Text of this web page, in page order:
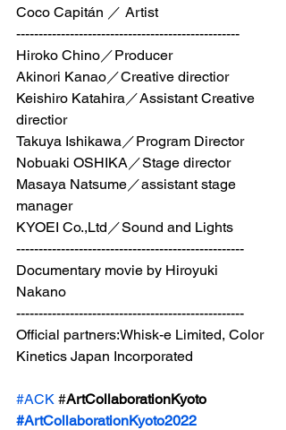
Coco Capitán ／ Artist
--------------------------------------------------
Hiroko Chino／Producer
Akinori Kanao／Creative directior
Keishiro Katahira／Assistant Creative
directior
Takuya Ishikawa／Program Director
Nobuaki OSHIKA／Stage director
Masaya Natsume／assistant stage
manager
KYOEI Co.,Ltd／Sound and Lights
---------------------------------------------------
Documentary movie by Hiroyuki
Nakano
---------------------------------------------------
Official partners:Whisk-e Limited, Color
Kinetics Japan Incorporated
#ACK #ArtCollaborationKyoto
#ArtCollaborationKyoto2022